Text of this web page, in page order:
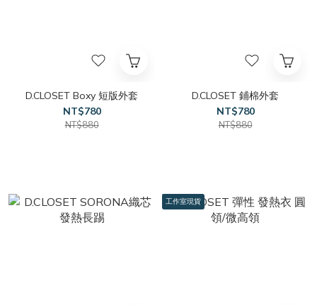
D.CLOSET Boxy 短版外套
NT$780
NT$880
D.CLOSET 鋪棉外套
NT$780
NT$880
工作室現貨